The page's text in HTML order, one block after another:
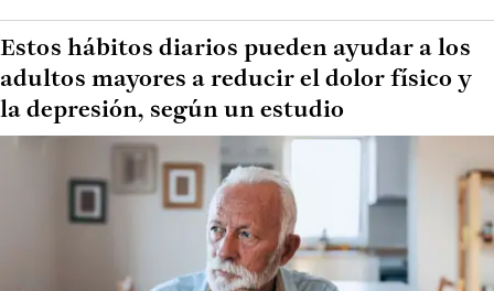
Estos hábitos diarios pueden ayudar a los
adultos mayores a reducir el dolor físico y
la depresión, según un estudio